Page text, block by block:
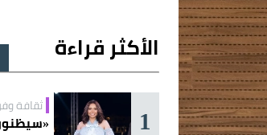
الأكثر قراءة
1 ثقافة